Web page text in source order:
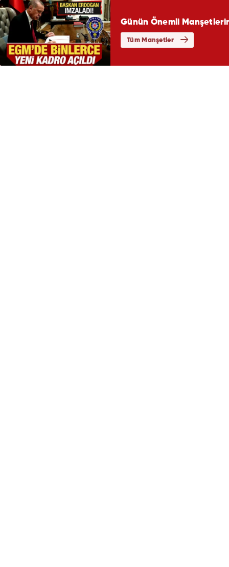
Günün Önemli
Tüm Manşetler